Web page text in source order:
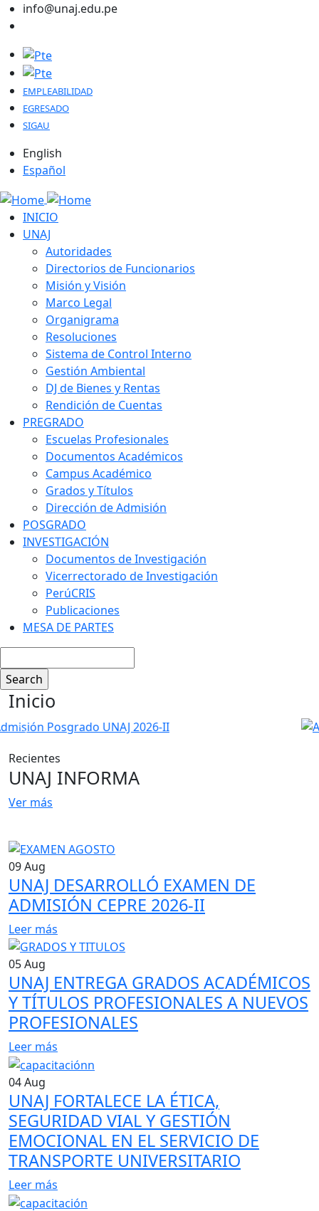
Skip to main content
info@unaj.edu.pe
EMPLEABILIDAD
EGRESADO
SIGAU
English
Español
Main navigation
INICIO
UNAJ
Autoridades
Directorios de Funcionarios
Misión y Visión
Marco Legal
Organigrama
Resoluciones
Sistema de Control Interno
Gestión Ambiental
DJ de Bienes y Rentas
Rendición de Cuentas
PREGRADO
Escuelas Profesionales
Documentos Académicos
Campus Académico
Grados y Títulos
Dirección de Admisión
POSGRADO
INVESTIGACIÓN
Documentos de Investigación
Vicerrectorado de Investigación
PerúCRIS
Publicaciones
MESA DE PARTES
Inicio
Previous
Next
Recientes
UNAJ INFORMA
Ver más
09Aug
UNAJ DESARROLLÓ EXAMEN DE
ADMISIÓN CEPRE 2026-II
Leer más
05Aug
UNAJ ENTREGA GRADOS ACADÉMICOS
Y TÍTULOS PROFESIONALES A NUEVOS
PROFESIONALES
Leer más
04Aug
UNAJ FORTALECE LA ÉTICA,
SEGURIDAD VIAL Y GESTIÓN
EMOCIONAL EN EL SERVICIO DE
TRANSPORTE UNIVERSITARIO
Leer más